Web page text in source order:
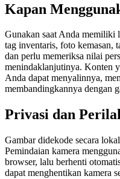
Kapan
Gunakan saat Anda memiliki
tag inventaris, foto kemasan,
dan perlu memeriksa nilai
menindaklanjutinya. Konten
Anda dapat menyalinnya,
membandingkannya dengan
Privasi dan
Gambar didekode secara
Pemindaian kamera
browser, lalu berhenti
dapat menghentikan kamera